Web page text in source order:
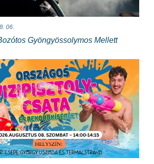
06.
Gyöngyössolymos Mellett